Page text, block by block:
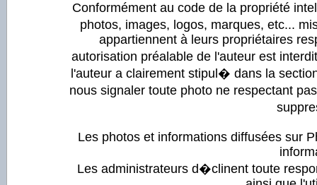
Conformément au code de la propriété
photos, images, logos, marques, etc...
appartiennent à leurs propriétaires
autorisation préalable de l'auteur est
l'auteur a clairement stipul� dans la
nous signaler toute photo ne respectant
Les photos et informations diffusées sur
Les administrateurs d�clinent toute